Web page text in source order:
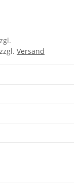
Versand